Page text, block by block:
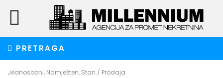
PRETRAGA
Jednosobni, Namješten, Stan / Prodaja